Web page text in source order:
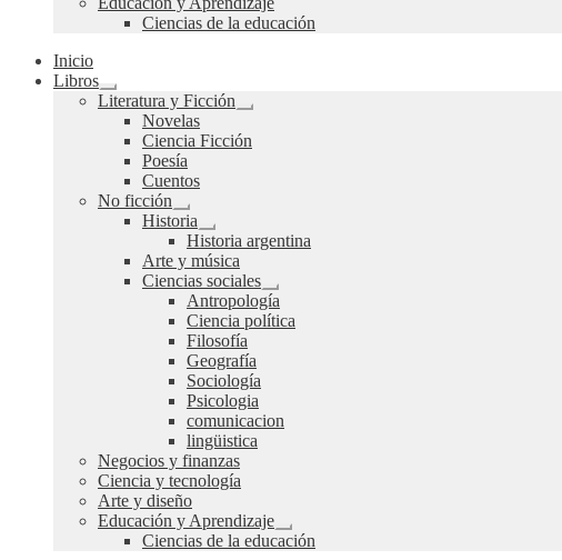
Ciencias de la educación
Inicio
Libros
Expandir
el
menú
hijo
Literatura y Ficción
Expandir
menú
Novelas
Ciencia Ficción
Poesía
Cuentos
No ficción
Expandir
el
menú
hijo
Historia
Expandir
el
menú
hijo
Historia argentina
Arte y música
Ciencias sociales
Expandir
el
menú
Antropología
Ciencia política
Filosofía
Geografía
Sociología
Psicologia
comunicacion
lingüistica
Negocios y finanzas
Ciencia y tecnología
Arte y diseño
Educación y Aprendizaje
Expandir
el
Ciencias de la educación